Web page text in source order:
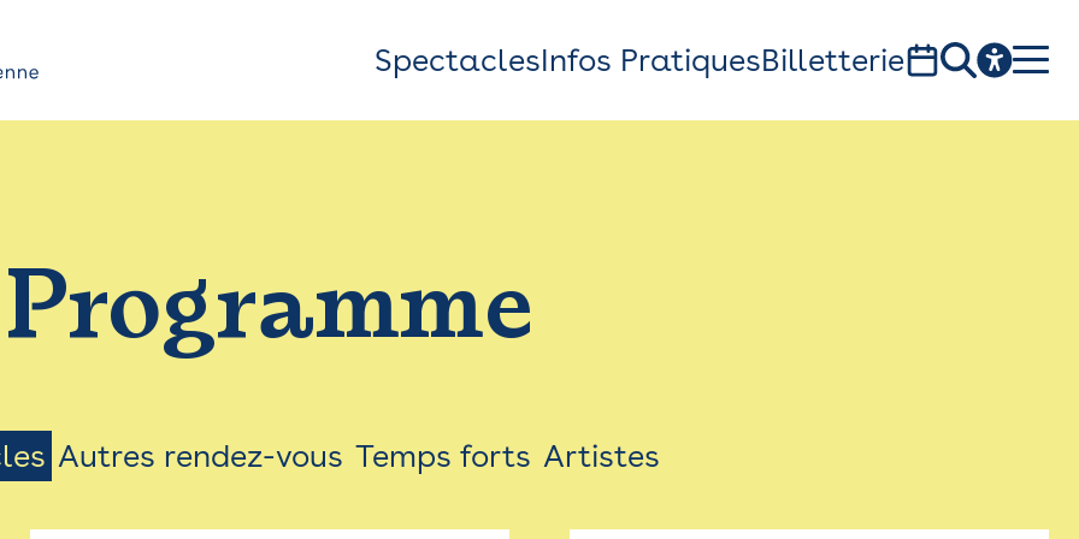
Top
Bar
Menu
SpectaclesInfos PratiquesBilletterie
1, av. du Chateau d'eau - 31300 Toulouse
Programme
Autres rendez-vous Temps forts Artistes